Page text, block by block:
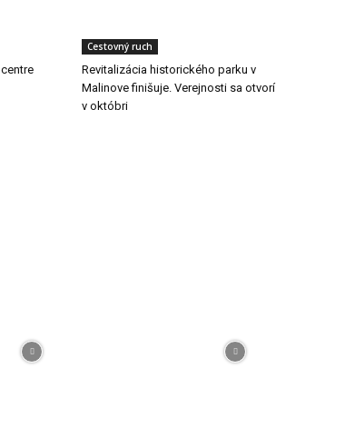
Cestovný ruch
Revitalizácia historického parku v
Malinove finišuje. Verejnosti sa otvorí
v októbri